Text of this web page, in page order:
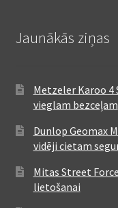
Jaunākās ziņas
Metzeler Karoo 4
vieglam bezceļam
Dunlop Geomax
vidēji cietam
Mitas Street
lietošanai